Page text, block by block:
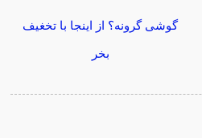
گوشی گرونه؟ از اینجا با تخغیف
بخر